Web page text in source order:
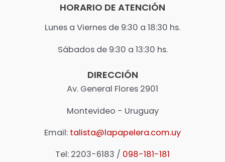
HORARIO DE ATENCIÓN
Lunes a Viernes de 9:30 a 18:30 hs.
​Sábados de 9:30 a 13:30 hs.
DIRECCIÓN
Av. General Flores 2901
Montevideo - Uruguay
Email: talista@lapapelera.com.uy
Tel: 2203-6183 / 098-181-181